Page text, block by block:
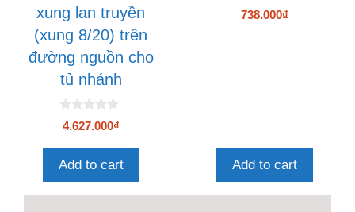
xung lan truyền
(xung 8/20) trên
đường nguồn cho
tủ nhánh
0
n
à
4.627.000₫
Add to cart
738.000₫
Add to cart